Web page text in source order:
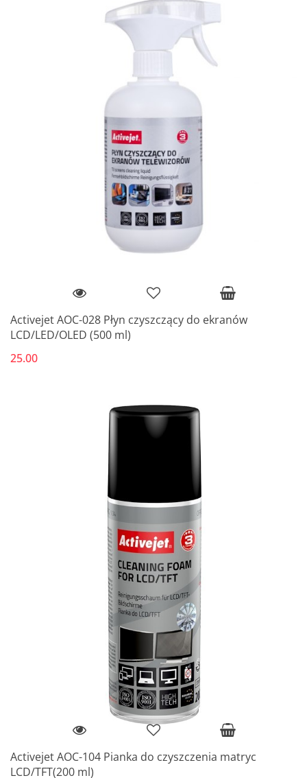
Activejet AOC-028 Płyn czyszczący do ekranów
LCD/LED/OLED (500 ml)
25.00
Activejet AOC-104 Pianka do czyszczenia matryc
LCD/TFT(200 ml)